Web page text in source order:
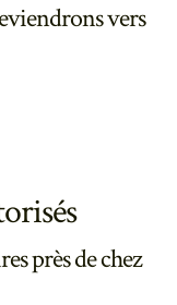
vers
près de chez